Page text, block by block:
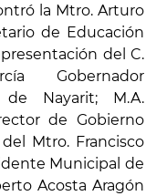
la Mtro. Arturo
de Educación
del C.
Gobernador
Nayarit; M.A.
de Gobierno
Mtro. Francisco
Municipal de
Acosta Aragón